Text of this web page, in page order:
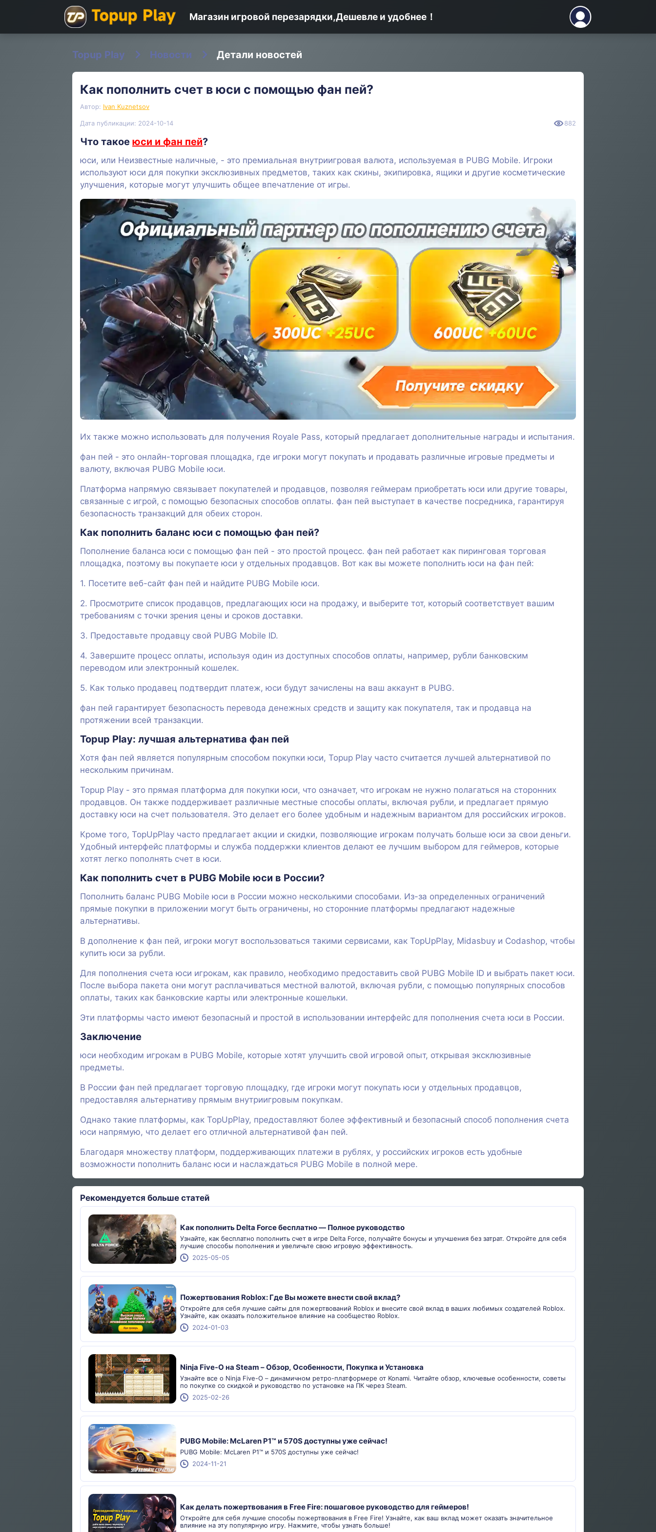
Магазин игровой перезарядки,Дешевле и удобнее！
Topup Play Новости Детали новостей
Как пополнить счет в юси с помощью фан пей?
Автор: Ivan Kuznetsov
Дата публикации: 2024-10-14 882
Что такое юси и фан пей?
юси, или Неизвестные наличные, - это премиальная внутриигровая валюта, используемая в PUBG Mobile. Игроки
используют юси для покупки эксклюзивных предметов, таких как скины, экипировка, ящики и другие косметические
улучшения, которые могут улучшить общее впечатление от игры.
Их также можно использовать для получения Royale Pass, который предлагает дополнительные награды и испытания.
фан пей - это онлайн-торговая площадка, где игроки могут покупать и продавать различные игровые предметы и
валюту, включая PUBG Mobile юси.
Платформа напрямую связывает покупателей и продавцов, позволяя геймерам приобретать юси или другие товары,
связанные с игрой, с помощью безопасных способов оплаты. фан пей выступает в качестве посредника, гарантируя
безопасность транзакций для обеих сторон.
Как пополнить баланс юси с помощью фан пей?
Пополнение баланса юси с помощью фан пей - это простой процесс. фан пей работает как пиринговая торговая
площадка, поэтому вы покупаете юси у отдельных продавцов. Вот как вы можете пополнить юси на фан пей:
1. Посетите веб-сайт фан пей и найдите PUBG Mobile юси.
2. Просмотрите список продавцов, предлагающих юси на продажу, и выберите тот, который соответствует вашим
требованиям с точки зрения цены и сроков доставки.
3. Предоставьте продавцу свой PUBG Mobile ID.
4. Завершите процесс оплаты, используя один из доступных способов оплаты, например, рубли банковским
переводом или электронный кошелек.
5. Как только продавец подтвердит платеж, юси будут зачислены на ваш аккаунт в PUBG.
фан пей гарантирует безопасность перевода денежных средств и защиту как покупателя, так и продавца на
протяжении всей транзакции.
Topup Play: лучшая альтернатива фан пей
Хотя фан пей является популярным способом покупки юси, Topup Play часто считается лучшей альтернативой по
нескольким причинам.
Topup Play - это прямая платформа для покупки юси, что означает, что игрокам не нужно полагаться на сторонних
продавцов. Он также поддерживает различные местные способы оплаты, включая рубли, и предлагает прямую
доставку юси на счет пользователя. Это делает его более удобным и надежным вариантом для российских игроков.
Кроме того, TopUpPlay часто предлагает акции и скидки, позволяющие игрокам получать больше юси за свои деньги.
Удобный интерфейс платформы и служба поддержки клиентов делают ее лучшим выбором для геймеров, которые
хотят легко пополнять счет в юси.
Как пополнить счет в PUBG Mobile юси в России?
Пополнить баланс PUBG Mobile юси в России можно несколькими способами. Из-за определенных ограничений
прямые покупки в приложении могут быть ограничены, но сторонние платформы предлагают надежные
альтернативы.
В дополнение к фан пей, игроки могут воспользоваться такими сервисами, как TopUpPlay, Midasbuy и Codashop, чтобы
купить юси за рубли.
Для пополнения счета юси игрокам, как правило, необходимо предоставить свой PUBG Mobile ID и выбрать пакет юси.
После выбора пакета они могут расплачиваться местной валютой, включая рубли, с помощью популярных способов
оплаты, таких как банковские карты или электронные кошельки.
Эти платформы часто имеют безопасный и простой в использовании интерфейс для пополнения счета юси в России.
Заключение
юси необходим игрокам в PUBG Mobile, которые хотят улучшить свой игровой опыт, открывая эксклюзивные
предметы.
В России фан пей предлагает торговую площадку, где игроки могут покупать юси у отдельных продавцов,
предоставляя альтернативу прямым внутриигровым покупкам.
Однако такие платформы, как TopUpPlay, предоставляют более эффективный и безопасный способ пополнения счета
юси напрямую, что делает его отличной альтернативой фан пей.
Благодаря множеству платформ, поддерживающих платежи в рублях, у российских игроков есть удобные
возможности пополнить баланс юси и наслаждаться PUBG Mobile в полной мере.
Рекомендуется больше статей
Как пополнить Delta Force бесплатно — Полное руководство
Узнайте, как бесплатно пополнить счет в игре Delta Force, получайте бонусы и улучшения без затрат. Откройте для себя
лучшие способы пополнения и увеличьте свою игровую эффективность.
2025-05-05
Пожертвования Roblox: Где Вы можете внести свой вклад?
Откройте для себя лучшие сайты для пожертвований Roblox и внесите свой вклад в ваших любимых создателей Roblox.
Узнайте, как оказать положительное влияние на сообщество Roblox.
2024-01-03
Ninja Five-O на Steam – Обзор, Особенности, Покупка и Установка
Узнайте все о Ninja Five-O – динамичном ретро-платформере от Konami. Читайте обзор, ключевые особенности, советы
по покупке со скидкой и руководство по установке на ПК через Steam.
2025-02-26
PUBG Mobile: McLaren P1™ и 570S доступны уже сейчас!
PUBG Mobile: McLaren P1™ и 570S доступны уже сейчас!
2024-11-21
Как делать пожертвования в Free Fire: пошаговое руководство для геймеров!
Откройте для себя лучшие способы пожертвования в Free Fire! Узнайте, как ваш вклад может оказать значительное
влияние на эту популярную игру. Нажмите, чтобы узнать больше!